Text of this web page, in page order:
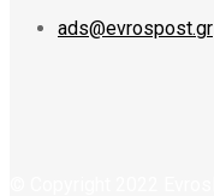
ads@evrospost.gr